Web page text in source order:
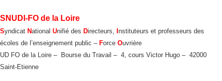
SNUDI-FO de la Loire
Syndicat National Unifié des Directeurs, nstituteurs et professeurs des
écoles de l’enseignement public – Force Ouvrière
UD FO de la Loire – Bourse du Travail – 4, cours Victor Hugo – 42000
Saint-Etienne